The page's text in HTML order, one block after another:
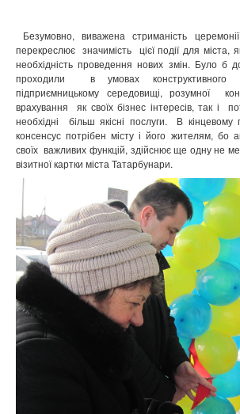
Безумовно, виважена стриманість
перекреслює значимість цієї події для
необхідність проведення нових змін. Було б
проходили в умовах
підприємницькому середовищі, розумної
врахування як своїх бізнес інтересів, так і
необхідні більш якісні послуги. В кінцевому
консенсус потрібен місту і його жителям, бо
своїх важливих функцій, здійснює ще одну не
візитної картки міста Татарбунари.